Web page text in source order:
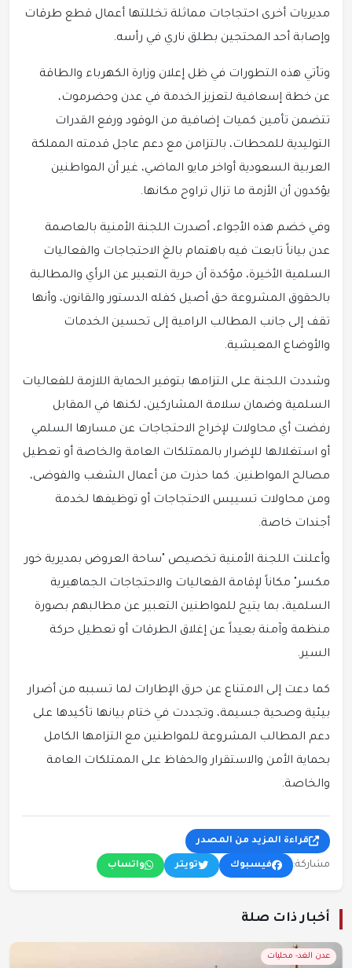
مديريات أخرى احتجاجات مماثلة تخللتها أعمال قطع طرقات
وإصابة أحد المحتجين بطلق ناري في رأسه.
وتأتي هذه التطورات في ظل إعلان وزارة الكهرباء والطاقة
عن خطة إسعافية لتعزيز الخدمة في عدن وحضرموت،
تتضمن تأمين كميات إضافية من الوقود ورفع القدرات
التوليدية للمحطات، بالتزامن مع دعم عاجل قدمته المملكة
العربية السعودية أواخر مايو الماضي، غير أن المواطنين
يؤكدون أن الأزمة ما تزال تراوح مكانها.
وفي خضم هذه الأجواء، أصدرت اللجنة الأمنية بالعاصمة
عدن بياناً تابعت فيه باهتمام بالغ الاحتجاجات والفعاليات
السلمية الأخيرة، مؤكدة أن حرية التعبير عن الرأي والمطالبة
بالحقوق المشروعة حق أصيل كفله الدستور والقانون، وأنها
تقف إلى جانب المطالب الرامية إلى تحسين الخدمات
والأوضاع المعيشية.
وشددت اللجنة على التزامها بتوفير الحماية اللازمة للفعاليات
السلمية وضمان سلامة المشاركين، لكنها في المقابل
رفضت أي محاولات لإخراج الاحتجاجات عن مسارها السلمي
أو استغلالها للإضرار بالممتلكات العامة والخاصة أو تعطيل
مصالح المواطنين. كما حذرت من أعمال الشغب والفوضى،
ومن محاولات تسييس الاحتجاجات أو توظيفها لخدمة
أجندات خاصة.
وأعلنت اللجنة الأمنية تخصيص "ساحة العروض بمديرية خور
مكسر" مكاناً لإقامة الفعاليات والاحتجاجات الجماهيرية
السلمية، بما يتيح للمواطنين التعبير عن مطالبهم بصورة
منظمة وآمنة بعيداً عن إغلاق الطرقات أو تعطيل حركة
السير.
كما دعت إلى الامتناع عن حرق الإطارات لما تسببه من أضرار
بيئية وصحية جسيمة، وتجددت في ختام بيانها تأكيدها على
دعم المطالب المشروعة للمواطنين مع التزامها الكامل
بحماية الأمن والاستقرار والحفاظ على الممتلكات العامة
والخاصة.
قراءة المزيد من المصدر
مشاركة: فيسبوك تويتر واتساب
أخبار ذات صلة
عدن الغد- محليات